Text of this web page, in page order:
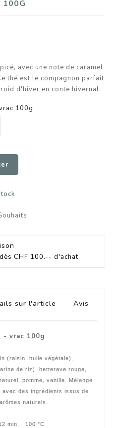
100G
avec une note de caramel
thé est le compagnon parfait
d'hiver en conte hivernal.
100g
CHF 100.-- d'achat
sur l'article Avis
- vrac 100g
(raisin, huile végétale),
de riz), betterave rouge,
pomme, vanille. Mélange
avec des ingrédients issus de
naturels.
min. 100 °C